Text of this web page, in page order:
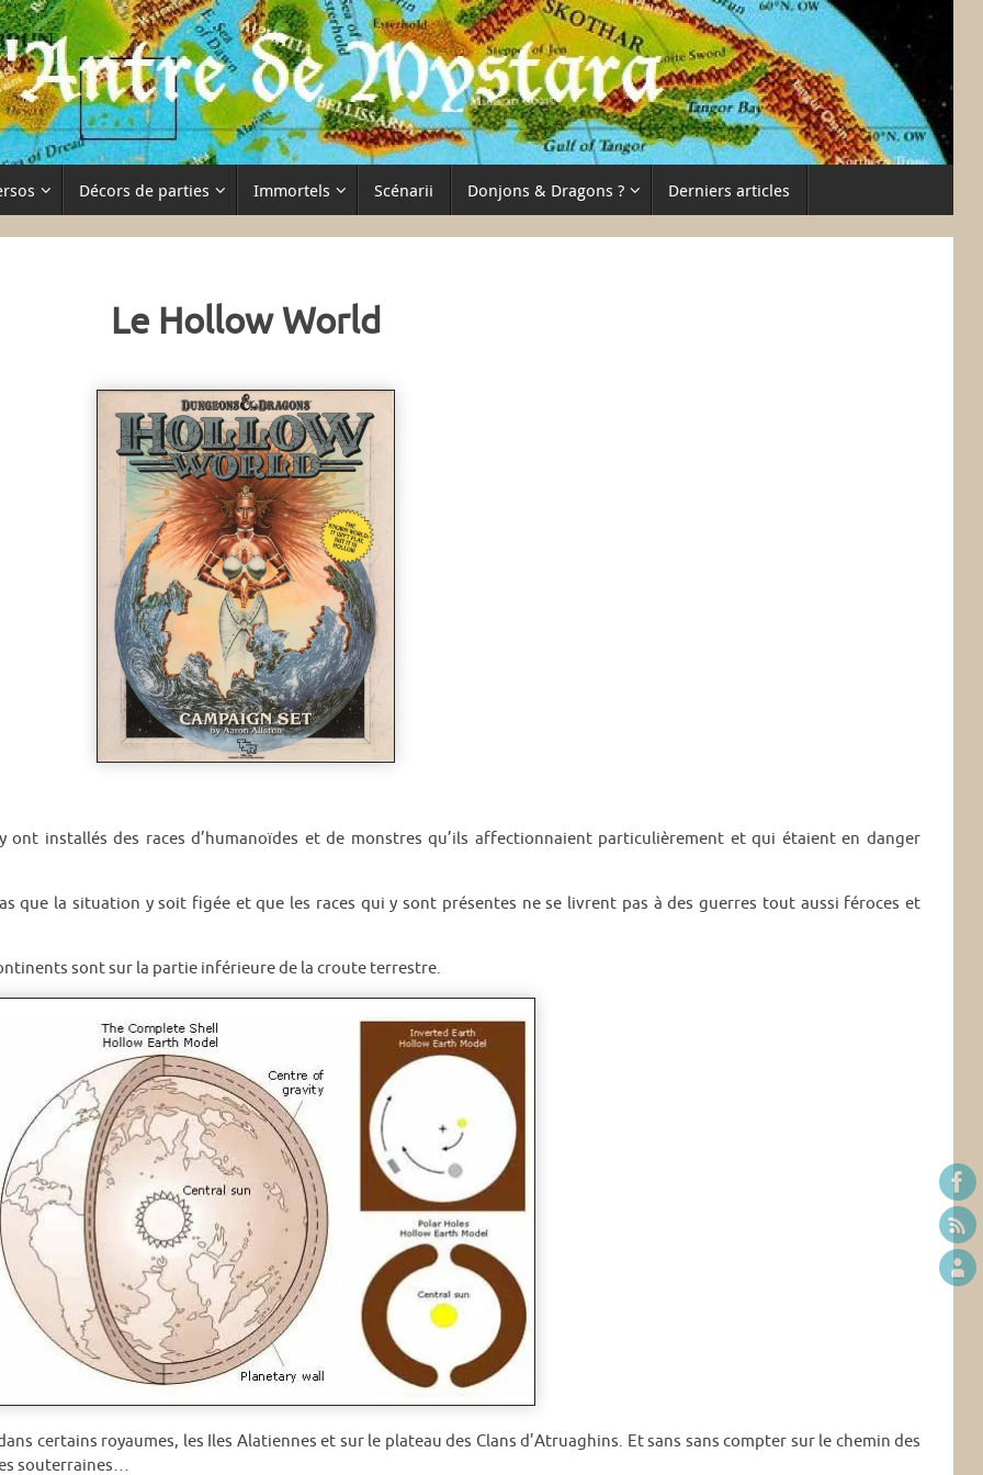
Décors de parties Immortels Scénarii Donjons & Dragons ? Derniers articles
Le Hollow World
installés des races d’humanoïdes et de monstres qu’ils affectionnaient particulièrement et qui étaient en danger
que la situation y soit figée et que les races qui y sont présentes ne se livrent pas à des guerres tout aussi féroces et
sont sur la partie inférieure de la croute terrestre.
certains royaumes, les Iles Alatiennes et sur le plateau des Clans d’Atruaghins. Et sans sans compter sur le chemin des
souterraines…